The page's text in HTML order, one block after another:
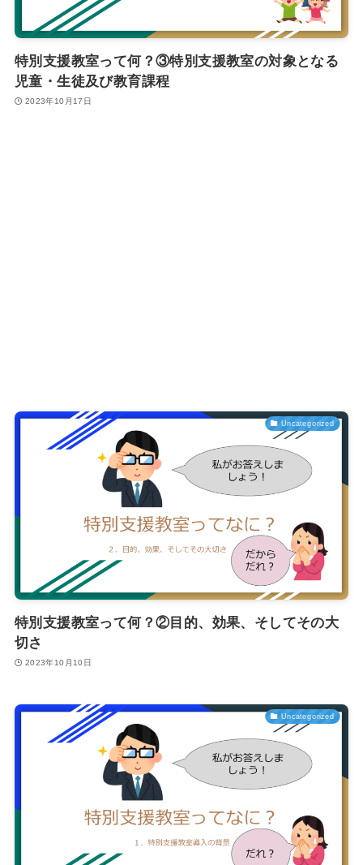
特別支援教室って何？③特別支援教室の対象となる
児童・生徒及び教育課程
2023年10月17日
Uncategorized
特別支援教室って何？②目的、効果、そしてその大
切さ
2023年10月10日
Uncategorized